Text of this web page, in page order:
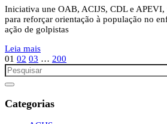
Iniciativa une OAB, ACIJS, CDL e
para reforçar orientação à população no
ação de golpistas
Leia mais
01 02 03 … 200
Categorias